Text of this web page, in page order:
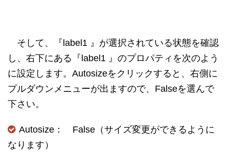
そして、『label1 』が選択されている状態を確認
し、右下にある『label1 』のプロパティを次のよう
に設定します。Autosizeをクリックすると、右側に
プルダウンメニューが出ますので、Falseを選んで
下さい。
Autosize： False（サイズ変更ができるように
なります）